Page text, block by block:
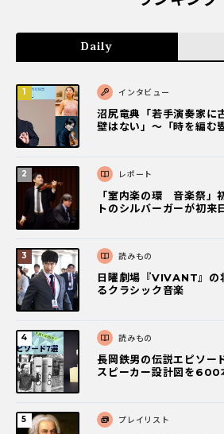
Daily
インタビュー
沼尻竜典「若手演奏家に
壁はない」～「時を編む
レポート
「室内楽の環 音楽祭」
トのシルバーガーが初来
読みもの
日曜劇場『VIVANT』の
るクラシック音楽
読みもの
長岡鉄男の伝説エピソー
スピーカー設計図を600
プレイリスト